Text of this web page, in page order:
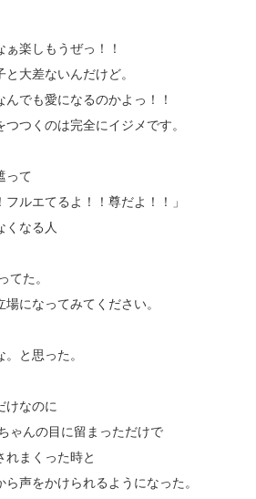
楽しもうぜっ！！
大差ないんだけど。
でも愛になるのかよっ！！
つくのは完全にイジメです。
って
フルエてるよ！！尊だよ！！」
くなる人
てた。
場になってみてください。
と思った。
けなのに
ゃんの目に留まっただけで
れまくった時と
声をかけられるようになった。